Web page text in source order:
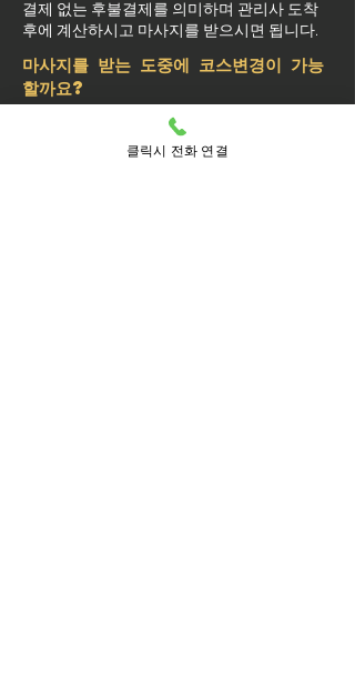
결제 없는 후불결제를 의미하며 관리사 도착
후에 계산하시고 마사지를 받으시면 됩니다.
마사지를 받는 도중에 코스변경이 가능
할까요?
예약된 마사지 서비스가 끝나기 최소 30분 전
에는 연락 부탁드립니다.
실장님께 연락을 주셔야 예약 상황에 따라 시
클릭시 전화 연결